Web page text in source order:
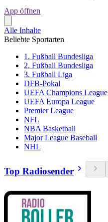
App öffnen
Alle Inhalte
Beliebte Sportarten
1. Fußball Bundesliga
2. Fußball Bundesliga
3. Fußball Liga
DFB-Pokal
UEFA Champions League
UEFA Europa League
Premier League
NFL
NBA Basketball
Major League Baseball
NHL
Top Radiosender